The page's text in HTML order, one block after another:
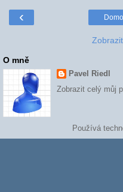
‹
O mně
Pavel Riedl
Zobrazit celý můj
Používá